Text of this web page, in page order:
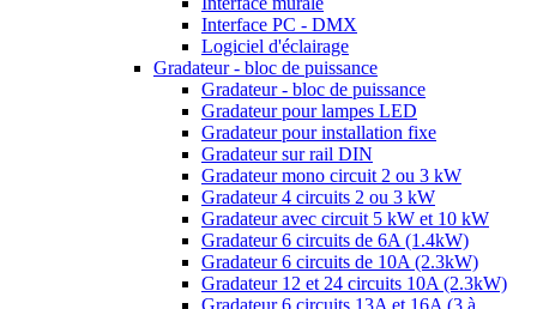
Interface PC - DMX
Logiciel d'éclairage
Gradateur - bloc de puissance
Gradateur - bloc de puissance
Gradateur pour lampes LED
Gradateur pour installation fixe
Gradateur sur rail DIN
Gradateur mono circuit 2 ou 3 kW
Gradateur 4 circuits 2 ou 3 kW
Gradateur avec circuit 5 kW et 10 kW
Gradateur 6 circuits de 6A (1.4kW)
Gradateur 6 circuits de 10A (2.3kW)
Gradateur 12 et 24 circuits 10A (2.3kW)
Gradateur 6 circuits 13A et 16A (3 à